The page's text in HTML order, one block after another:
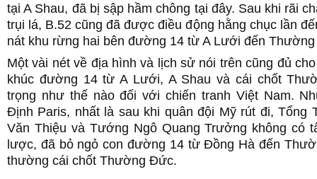
tại A Shau, đã bị sập hầm chông tại đây. Sau khi rãi
trụi lá, B.52 cũng đã được điều động hằng chục lần
nát khu rừng hai bên đường 14 từ A Lưới đến
Một vài nét về địa hình và lịch sử nói trên cũng đủ
khúc đường 14 từ A Lưới, A Shau và cái chốt
trọng như thế nào đối với chiến tranh Việt Nam.
Định Paris, nhất là sau khi quân đội Mỹ rút đi, Tổng
Văn Thiệu và Tướng Ngô Quang Trưởng không có
lược, đã bỏ ngỏ con đường 14 từ Đồng Hà đến
thường cái chốt Thường Đức.